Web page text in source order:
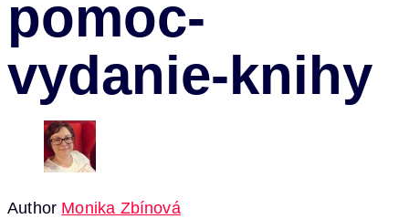
pomoc-
vydanie-knihy
Author Monika Zbínová